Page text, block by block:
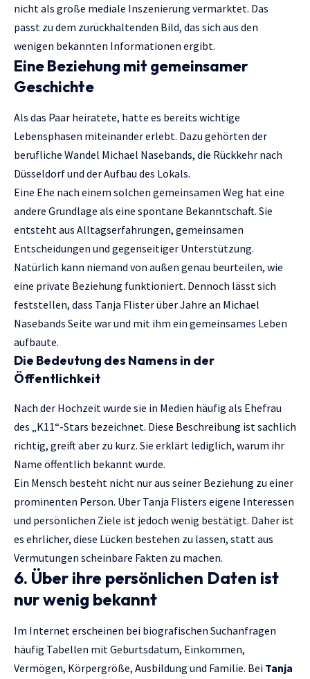
nicht als große mediale Inszenierung vermarktet. Das
passt zu dem zurückhaltenden Bild, das sich aus den
wenigen bekannten Informationen ergibt.
Eine Beziehung mit gemeinsamer
Geschichte
Als das Paar heiratete, hatte es bereits wichtige
Lebensphasen miteinander erlebt. Dazu gehörten der
berufliche Wandel Michael Nasebands, die Rückkehr nach
Düsseldorf und der Aufbau des Lokals.
Eine Ehe nach einem solchen gemeinsamen Weg hat eine
andere Grundlage als eine spontane Bekanntschaft. Sie
entsteht aus Alltagserfahrungen, gemeinsamen
Entscheidungen und gegenseitiger Unterstützung.
Natürlich kann niemand von außen genau beurteilen, wie
eine private Beziehung funktioniert. Dennoch lässt sich
feststellen, dass Tanja Flister über Jahre an Michael
Nasebands Seite war und mit ihm ein gemeinsames Leben
aufbaute.
Die Bedeutung des Namens in der
Öffentlichkeit
Nach der Hochzeit wurde sie in Medien häufig als Ehefrau
des „K11“-Stars bezeichnet. Diese Beschreibung ist sachlich
richtig, greift aber zu kurz. Sie erklärt lediglich, warum ihr
Name öffentlich bekannt wurde.
Ein Mensch besteht nicht nur aus seiner Beziehung zu einer
prominenten Person. Über Tanja Flisters eigene Interessen
und persönlichen Ziele ist jedoch wenig bestätigt. Daher ist
es ehrlicher, diese Lücken bestehen zu lassen, statt aus
Vermutungen scheinbare Fakten zu machen.
6. Über ihre persönlichen Daten ist
nur wenig bekannt
Im Internet erscheinen bei biografischen Suchanfragen
häufig Tabellen mit Geburtsdatum, Einkommen,
Vermögen, Körpergröße, Ausbildung und Familie. Bei Tanja